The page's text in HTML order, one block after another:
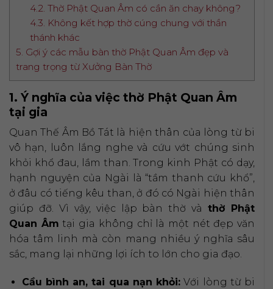
4.2. Thờ Phật Quan Âm có cần ăn chay không?
4.3. Không kết hợp thờ cúng chung với thần
thánh khác
5. Gợi ý các mẫu bàn thờ Phật Quan Âm đẹp và
trang trọng từ Xưởng Bàn Thờ
1. Ý nghĩa của việc thờ Phật Quan Âm
tại gia
Quan Thế Âm Bồ Tát là hiện thân của lòng từ bi
vô hạn, luôn lắng nghe và cứu vớt chúng sinh
khỏi khổ đau, lầm than. Trong kinh Phật có dạy,
hạnh nguyện của Ngài là “tầm thanh cứu khổ”,
ở đâu có tiếng kêu than, ở đó có Ngài hiện thân
giúp đỡ. Vì vậy, việc lập bàn thờ vàthờ Phật
Quan Âm tại gia không chỉ là một nét đẹp văn
hóa tâm linh mà còn mang nhiều ý nghĩa sâu
sắc, mang lại những lợi ích to lớn cho gia đạo.
Cầu bình an, tai qua nạn khỏi: Với lòng từ bi